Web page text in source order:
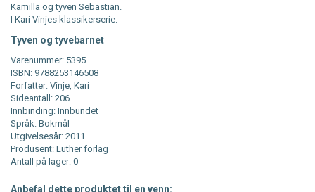
Kamilla og tyven Sebastian.
I Kari Vinjes klassikerserie.
Tyven og tyvebarnet
Varenummer: 5395
ISBN: 9788253146508
Forfatter: Vinje, Kari
Sideantall: 206
Innbinding: Innbundet
Språk: Bokmål
Utgivelsesår: 2011
Produsent: Luther forlag
Antall på lager: 0
Anbefal dette produktet til en venn: